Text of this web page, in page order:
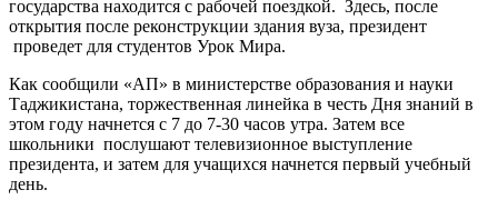
государства находится с рабочей поездкой. Здесь, после
открытия после реконструкции здания вуза, президент
проведет для студентов Урок Мира.
Как сообщили «АП» в министерстве образования и науки
Таджикистана, торжественная линейка в честь Дня знаний в
этом году начнется с 7 до 7-30 часов утра. Затем все
школьники послушают телевизионное выступление
президента, и затем для учащихся начнется первый учебный
день.